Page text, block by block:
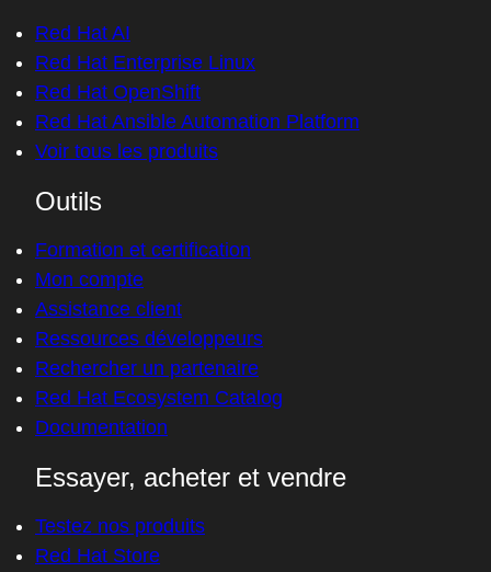
Red Hat AI
Red Hat Enterprise Linux
Red Hat OpenShift
Red Hat Ansible Automation Platform
Voir tous les produits
Outils
Formation et certification
Mon compte
Assistance client
Ressources développeurs
Rechercher un partenaire
Red Hat Ecosystem Catalog
Documentation
Essayer, acheter et vendre
Testez nos produits
Red Hat Store